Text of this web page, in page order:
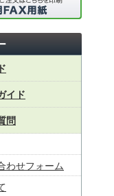
イド
問
わせフォーム